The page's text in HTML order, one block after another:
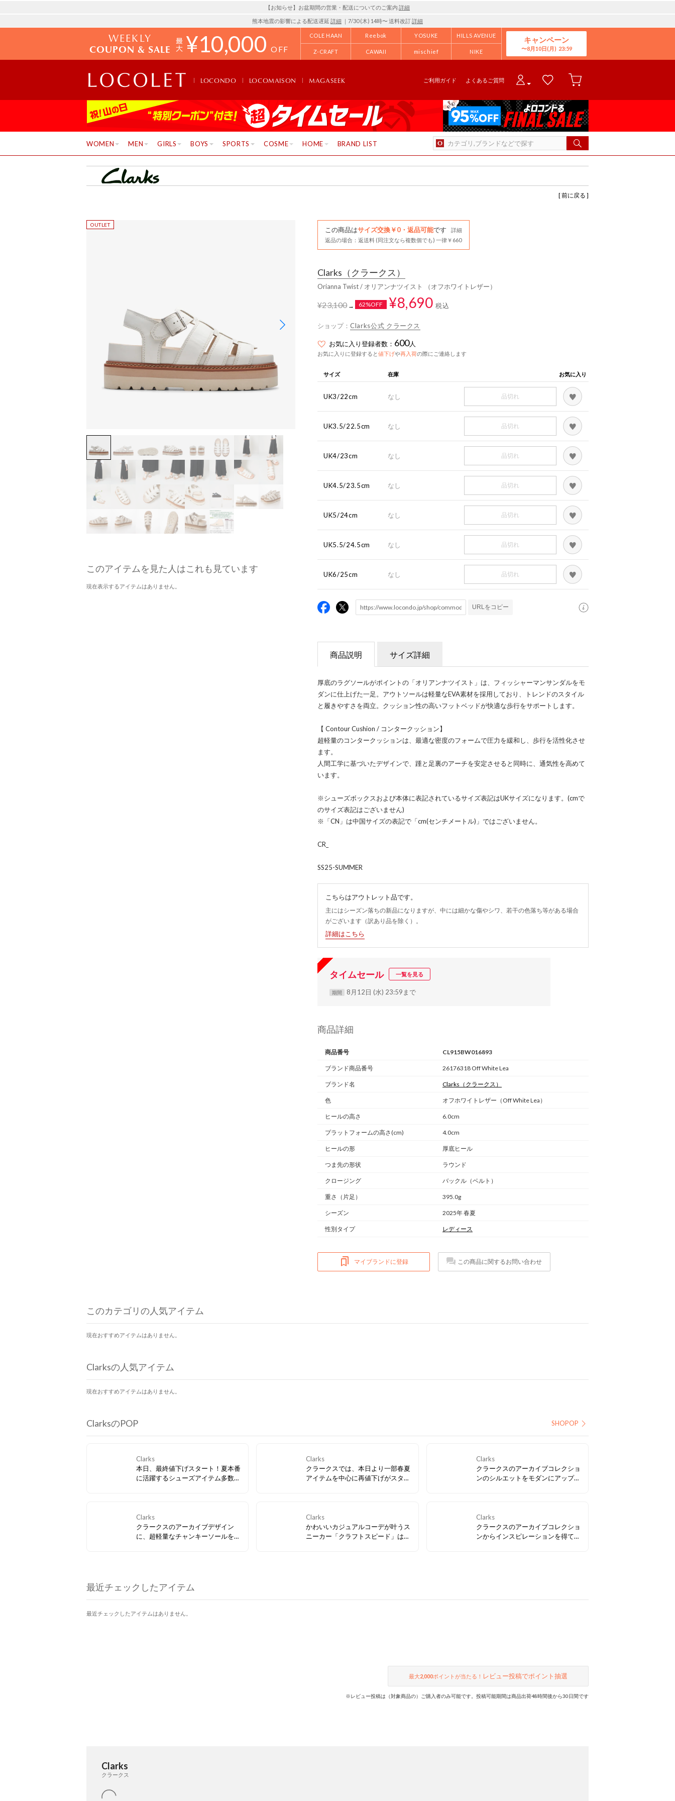
【お知らせ】お盆期間の営業・配送についてのご案内 詳細
熊本地震の影響による配送遅延 詳細 ｜7/30 (木) 14時〜 送料改訂詳細
WEEKLY
COUPON & SALE ¥10,000 OFF
COLE HAAN Reebok YOSUKE HILLS AVENUE
Z-CRAFT CAWAII mischief NIKE
キャンペーン
8月10日(月)
LOCONDO LOCOMAISON MAGASEEK ご利用ガイド よくあるご質問
WOMEN MEN GIRLS BOYS SPORTS COSME HOME BRAND LIST
[ 前に戻る ]
このアイテムを見た人はこれも見ています
現在表示するアイテムはありません。
この商品はサイズ交換￥0・返品可能です
詳細
返品の場合：返送料 (同注文なら複数個でも) 一律￥660
Clarks （クラークス）
Orianna Twist / オリアンナツイスト （オフホワイトレザー）
¥23,100→ 62%OFF ¥8,690 税込
ショップ： Clarks公式 クラークス
お気に入り登録者数： 600人
お気に入りに登録すると値下げや再入荷の際にご連絡します
サイズ 在庫 お気に入り
UK3/22cm なし 品切れ
UK3.5/22.5cm なし 品切れ
UK4/23cm なし 品切れ
UK4.5/23.5cm なし 品切れ
UK5/24cm なし 品切れ
UK5.5/24.5cm なし 品切れ
UK6/25cm なし 品切れ
URLをコピー
商品説明 サイズ詳細
厚底のラグソールがポイントの「オリアンナツイスト」は、フィッシャーマンサンダルをモ
ダンに仕上げた一足。アウトソールは軽量なEVA素材を採用しており、トレンドのスタイル
と履きやすさを両立。クッション性の高いフットベッドが快適な歩行をサポートします。
【 Contour Cushion / コンタークッション】
超軽量のコンタークッションは、最適な密度のフォームで圧力を緩和し、歩行を活性化させ
ます。
人間工学に基づいたデザインで、踵と足裏のアーチを安定させると同時に、通気性を高めて
います。
※シューズボックスおよび本体に表記されているサイズ表記はUKサイズになります。(cmで
のサイズ表記はございません)
※「CN」は中国サイズの表記で「cm(センチメートル)」ではございません。
CR_
SS25-SUMMER
こちらはアウトレット品です。
主にはシーズン落ちの新品になりますが、中には細かな傷やシワ、若干の色落ち等がある場合
がございます（訳あり品を除く）。
詳細はこちら
タイムセール 一覧を見る
期間 8月12日 (水) 23:59まで
商品詳細
商品番号 CL915BW016893
ブランド商品番号 26176318 Off White Lea
ブランド名 Clarks （クラークス）
色 オフホワイトレザー（Off White Lea）
ヒールの高さ 6.0cm
プラットフォームの高さ(cm) 4.0cm
ヒールの形 厚底ヒール
つま先の形状 ラウンド
クロージング バックル（ベルト）
重さ （片足） 395.0g
シーズン 2025年 春夏
性別タイプ レディース
マイブランドに登録 この商品に関するお問い合わせ
このカテゴリの人気アイテム
現在おすすめアイテムはありません。
Clarksの人気アイテム
現在おすすめアイテムはありません。
ClarksのPOP SHOPOP
Clarks
本日、最終値下げスタート！夏本番
に活躍するシューズアイテム多数、
Clarks
クラークスでは、本日より一部春夏
アイテムを中心に再値下げがスター
い。
Clarks
クラークスのアーカイブコレクショ
ンのシルエットをモダンにアップデ
りな軽量の厚底ソールで気分も
UP！
Clarks
クラークスのアーカイブデザイン
に、超軽量なチャンキーソールを組
ンが特徴。クッション性の高いフッ
トベッドが快適な履き心地を実現。
Clarks
かわいいカジュアルコーデが叶うス
ニーカー「クラフトスピード」は、
Clarks
クラークスのアーカイブコレクショ
ンからインスピレーションを得て、
最近チェックしたアイテム
最近チェックしたアイテムはありません。
最大2,000ポイントが当たる！ レビュー投稿でポイント抽選
※レビュー投稿は（対象商品の）ご購入者のみ可能です。投稿可能期間は商品出荷48時間後から30日間です
Clarks
クラークス